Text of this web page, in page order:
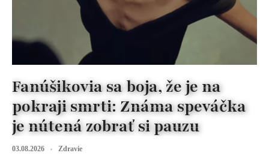
Fanúšikovia sa boja, že je na
pokraji smrti: Známa speváčka
je nútená zobrať si pauzu
03.08.2026 Zdravie